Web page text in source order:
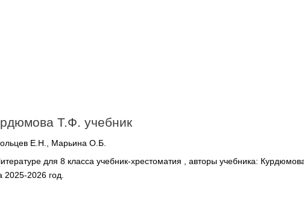
Т.Ф. учебник
Е.Н., Марьина О.Б.
для 8 класса учебник-хрестоматия , авторы учебника:
2026 год.